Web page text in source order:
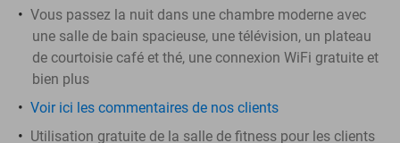
Vous passez la nuit dans une chambre moderne avec
une salle de bain spacieuse, une télévision, un plateau
de courtoisie café et thé, une connexion WiFi gratuite et
bien plus
Voir ici les commentaires de nos clients
Utilisation gratuite de la salle de fitness pour les clients